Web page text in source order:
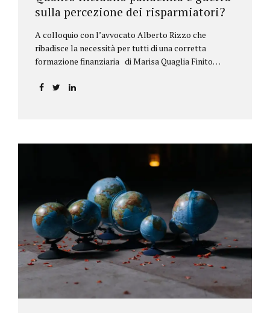
sulla percezione dei risparmiatori?
A colloquio con l’avvocato Alberto Rizzo che
ribadisce la necessità per tutti di una corretta
formazione finanziaria di Marisa Quaglia Finito
periodo grigio della pandemia da Covid, possiamo
bancario e postale, direttore generale
dell’Accademia di educazione finanziaria presieduta
da Beppe Ghisolfi. Avvocato Rizzo, si sono
registrati cambiamenti sulla percezione della
sicurezza dei propri risparmi? Parto da una
considerazione scientifica. John Ioannidis, noto
professore di medicina, di epidemiologia e...